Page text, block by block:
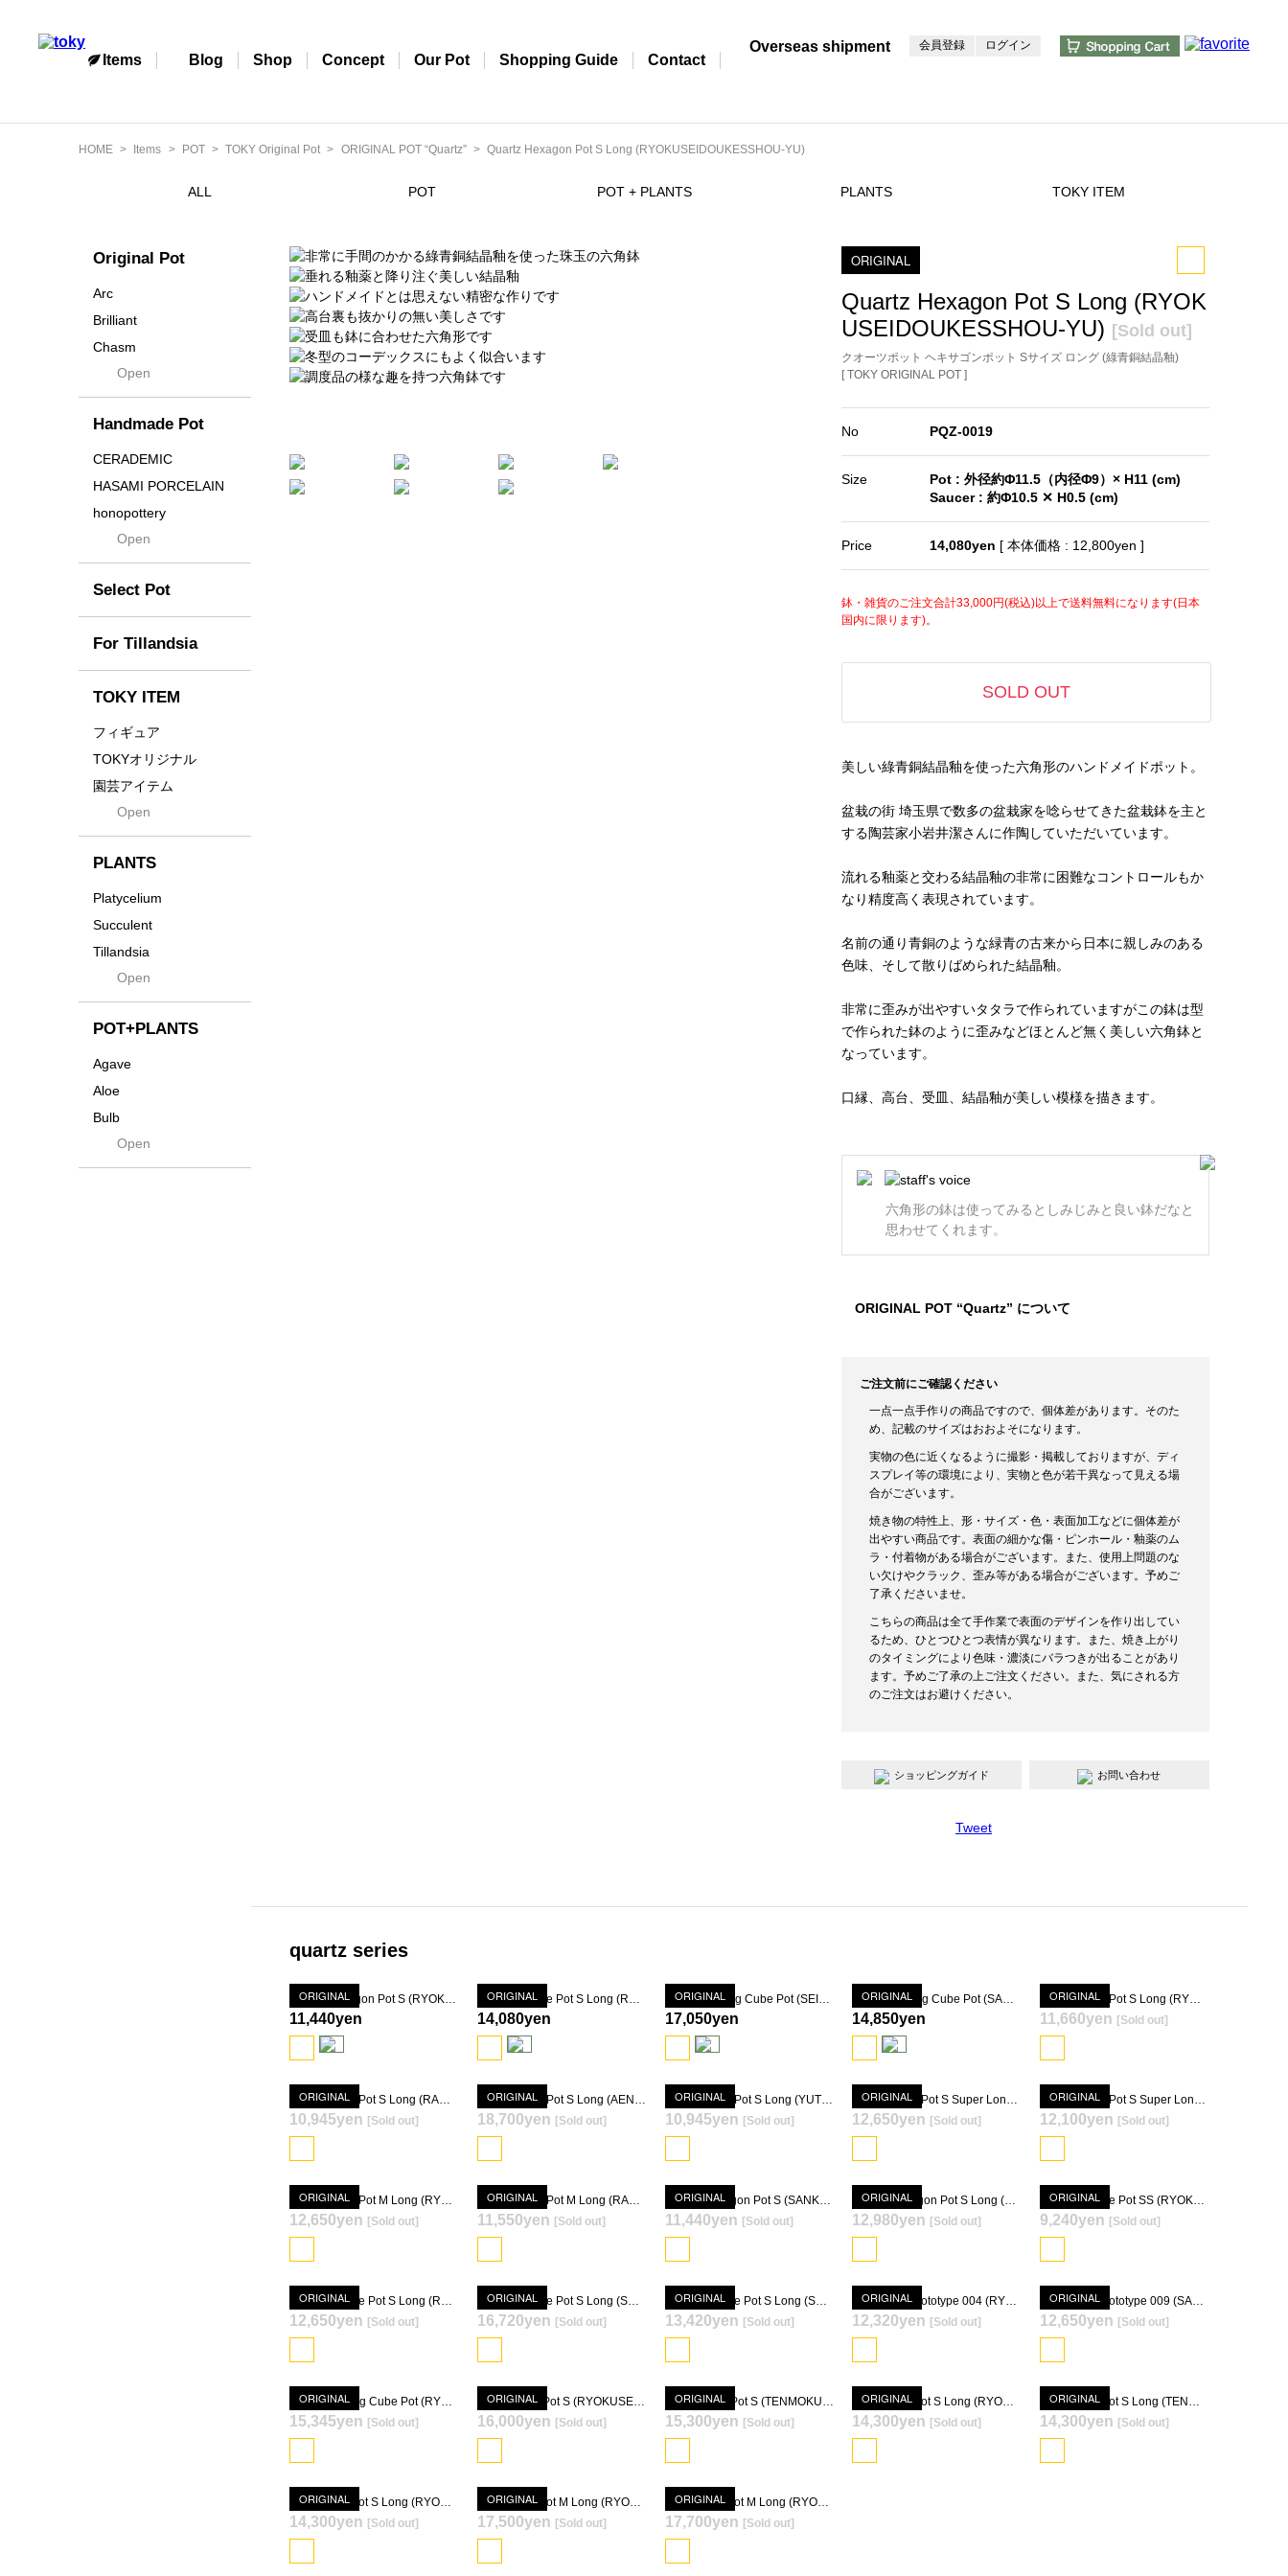
Overseas shipment 会員登録 ログイン
Items Blog Shop Concept Our Pot Shopping Guide Contact
HOME Items POT TOKY Original Pot ORIGINAL POT “Quartz” Quartz Hexagon Pot S Long (RYOKUSEIDOUKESSHOU-YU)
ALL POT POT + PLANTS PLANTS TOKY ITEM
Original Pot
Arc
Brilliant
Chasm
Contra
Cream
Crown
Distortion
Drop
DUNE
Flames
For
Former
Fused
Earth
emeth
Enhance
Grid
Innocence
Kodama
Native
Progress
Quartz
RAKU
Open
Handmade Pot
CERADEMIC
HASAMI PORCELAIN
honopottery
nocturne
tamanhayat
TETSUYA OZAWA
Scratch
Takehiro Ito
Yuya Iha
Open
Select Pot
For Tillandsia
TOKY ITEM
フィギュア
TOKYオリジナル
園芸アイテム
土・化粧石・活力剤
インテリア・デザイン雑
その他
Open
PLANTS
Platycelium
Succulent
Tillandsia
SeedsOpen
POT+PLANTS
Agave
Aloe
Bulb
Cactus
Caudex
Open
ORIGINAL
Quartz Hexagon Pot S Long (RYOK
USEIDOUKESSHOU-YU) [Sold out]
クオーツポット ヘキサゴンポット Sサイズ ロング (綠青銅結晶釉)
[ TOKY ORIGINAL POT ]
No PQZ-0019
Size
Pot : 外径約Φ11.5（内径Φ9）× H11 (cm)
Saucer : 約Φ10.5 ✕ H0.5 (cm)
Price 14,080yen [ 本体価格 : 12,800yen ]
鉢・雑貨のご注文合計33,000円(税込)以上で送料無料になります(日本
国内に限ります)。
SOLD OUT
美しい綠青銅結晶釉を使った六角形のハンドメイドポット。
盆栽の街 埼玉県で数多の盆栽家を唸らせてきた盆栽鉢を主と
する陶芸家小岩井潔さんに作陶していただいています。
流れる釉薬と交わる結晶釉の非常に困難なコントロールもか
なり精度高く表現されています。
名前の通り青銅のような緑青の古来から日本に親しみのある
色味、そして散りばめられた結晶釉。
非常に歪みが出やすいタタラで作られていますがこの鉢は型
で作られた鉢のように歪みなどほとんど無く美しい六角鉢と
なっています。
口縁、高台、受皿、結晶釉が美しい模様を描きます。
六角形の鉢は使ってみるとしみじみと良い鉢だなと
思わせてくれます。
ORIGINAL POT “Quartz” について
ご注文前にご確認ください
一点一点手作りの商品ですので、個体差があります。そのた
め、記載のサイズはおおよそになります。
実物の色に近くなるように撮影・掲載しておりますが、ディ
スプレイ等の環境により、実物と色が若干異なって見える場
合がございます。
焼き物の特性上、形・サイズ・色・表面加工などに個体差が
出やすい商品です。表面の細かな傷・ピンホール・釉薬のム
ラ・付着物がある場合がございます。また、使用上問題のな
い欠けやクラック、歪み等がある場合がございます。予めご
了承くださいませ。
こちらの商品は全て手作業で表面のデザインを作り出してい
るため、ひとつひとつ表情が異なります。また、焼き上がり
のタイミングにより色味・濃淡にバラつきが出ることがあり
ます。予めご了承の上ご注文ください。また、気にされる方
のご注文はお避けください。
ショッピングガイド お問い合わせ
Tweet
quartz series
ORIGINAL Quartz Hexagon Pot S (RYOKUSEIDOUKESSHOU-YU)
11,440yen
ORIGINAL Quartz Square Pot S Long (RURI-YU)
14,080yen
ORIGINAL Quartz Morfing Cube Pot (SEIDOUKESSHOU-YU)
17,050yen
ORIGINAL Quartz Morfing Cube Pot (SANKATETSU KESSHOU-YU)
14,850yen SOLD OUT
ORIGINAL Quartz Basic Pot S Long (RYOKUSEIDOUKESSHOU-YU)
11,660yen [Sold out]
SOLD OUT
ORIGINAL Quartz Basic Pot S Long (RANPEKI)
10,945yen [Sold out] SOLD OUT
ORIGINAL Quartz Basic Pot S Long (AENKESSHOU-KIN)
18,700yen [Sold out] SOLD OUT
ORIGINAL Quartz Basic Pot S Long (YUTEKITENMOKU)
10,945yen [Sold out]
ORIGINAL Quartz Basic Pot S Super Long (RYOKUSEIDOUKESSHOU-YU)
12,650yen [Sold out] SOLD OUT
ORIGINAL Quartz Basic Pot S Super Long (YUTEKITENMOKU)
12,100yen [Sold out]
SOLD OUT
ORIGINAL Quartz Basic Pot M Long (RYOKUSEIDOUKESSHOU-YU)
12,650yen [Sold out] SOLD OUT
ORIGINAL Quartz Basic Pot M Long (RANPEKI)
11,550yen [Sold out] SOLD OUT
ORIGINAL Quartz Hexagon Pot S (SANKATETSU KESSHOU-YU)
11,440yen [Sold out]
ORIGINAL Quartz Hexagon Pot S Long (SANKATETSU KESSHOU-YU)
12,980yen [Sold out] SOLD OUT
ORIGINAL Quartz Square Pot SS (RYOKUSEIDOUKESSHOU-YU)
9,240yen [Sold out]
ORIGINAL Quartz Square Pot S Long (RYOKUSEIDOUKESSHOU-YU)
12,650yen [Sold out] SOLD OUT
ORIGINAL Quartz Square Pot S Long (SEIDOUKESSHOU-YU)
16,720yen [Sold out] SOLD OUT
ORIGINAL Quartz Square Pot S Long (SANKATETSU KESSHOU-YU)
13,420yen [Sold out] SOLD OUT
ORIGINAL Quartz Pot Prototype 004 (RYOKUSEIDOUKESSHOU-YU)
12,320yen [Sold out] SOLD OUT
ORIGINAL Quartz Pot Prototype 009 (SANKATETSU KESSHOU-YU)
12,650yen [Sold out]
SOLD OUT
ORIGINAL Quartz Morfing Cube Pot (RYOKUSEIDOUKESSHOU-YU)
15,345yen [Sold out] SOLD OUT
ORIGINAL Quartz Ougi Pot S (RYOKUSEIDOUKESSHOU-YU)
16,000yen [Sold out] SOLD OUT
ORIGINAL Quartz Ougi Pot S (TENMOKUSEIDOU-YU)
15,300yen [Sold out]
ORIGINAL Quartz Rim Pot S Long (RYOKUSEIDOUKESSHOU-YU) [ TOKY 10th Anniversary Model ]
14,300yen [Sold out]
ORIGINAL Quartz Rim Pot S Long (TENMOKU SEIDOURYU-YU) [ TOKY 10th Anniversary Model ]
14,300yen [Sold out]
ORIGINAL Quartz Rim Pot S Long (RYOKUSEIDOU MOMONAGARE-YU) [ TOKY 10th Anniversary Model ]
14,300yen [Sold out]
ORIGINAL Quartz Rim Pot M Long (RYOKUSEIDOUKESSHOU-YU) [ TOKY 10th Anniversary Model ]
17,500yen [Sold out]
ORIGINAL Quartz Rim Pot M Long (RYOKUSEIDOU MOMONAGARE-YU) [ TOKY 10th Anniversary Model ]
17,700yen [Sold out]